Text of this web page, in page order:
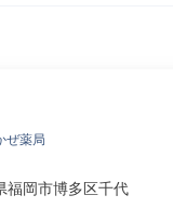
ぜ薬局
福岡市博多区千代